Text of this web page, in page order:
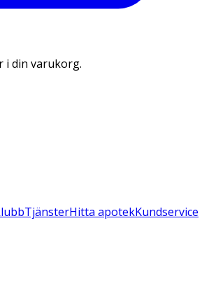
i din varukorg.
TjänsterHitta apotekKundservice